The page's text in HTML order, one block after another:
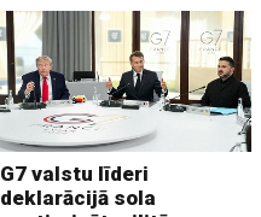
G7 valstu līderi
deklarācijā sola